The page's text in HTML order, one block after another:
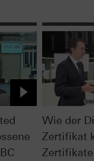
Wie der
Zertifikat